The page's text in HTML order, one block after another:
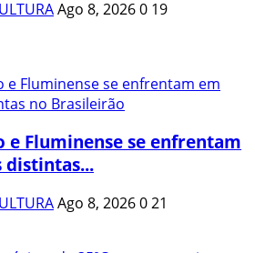
Ago 8, 20260 19
e Fluminense se enfrentam
distintas...
Ago 8, 2026021